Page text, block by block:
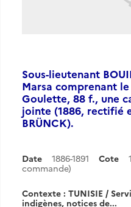
Sous-lieutenant
Marsa comprenant
Goulette, 88 f., une
jointe (1886, rectifié
BRÜNCK).
Date 1886-1891 Cote
commande)
Contexte : TUNISIE /
indigènes, notices de...